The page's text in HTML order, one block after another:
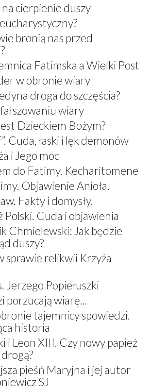
cierpienie duszy
bronią nas przed
Fatimska a Wielki Post
w obronie wiary
droga do szczęścia?
wiary
Dzieckiem Bożym?
Cuda, łaski i lęk demonów
i Jego moc
do Fatimy. Kecharitomene
Objawienie Anioła.
Fakty i domysły.
Polski. Cuda i objawienia
Chmielewski: Jak będzie
duszy?
sprawie relikwii Krzyża
Jerzego Popiełuszki
porzucają wiarę...
tajemnicy spowiedzi.
historia
i Leon XIII. Czy nowy papież
pieśń Maryjna i jej autor
SJ